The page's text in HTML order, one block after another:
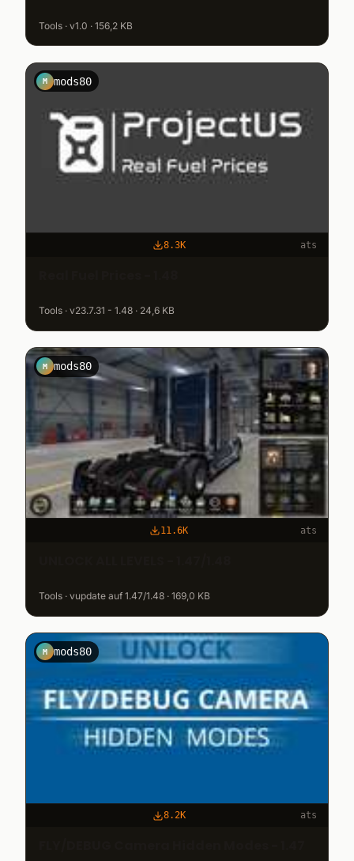
Tools · v1.0 · 156,2 KB
M mods80
8.3K ats
Tools · v23.7.31 - 1.48 · 24,6 KB
M mods80
11.6K ats
Tools · vupdate auf 1.47/1.48 · 169,0 KB
M mods80
8.2K ats